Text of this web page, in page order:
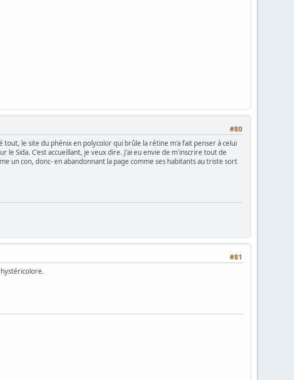
#80
le site du phénix en polycolor qui brûle la rétine m'a fait penser à celui
Sida. C'est accueillant, je veux dire. J'ai eu envie de m'inscrire tout de
un con, donc- en abandonnant la page comme ses habitants au triste sort
#81